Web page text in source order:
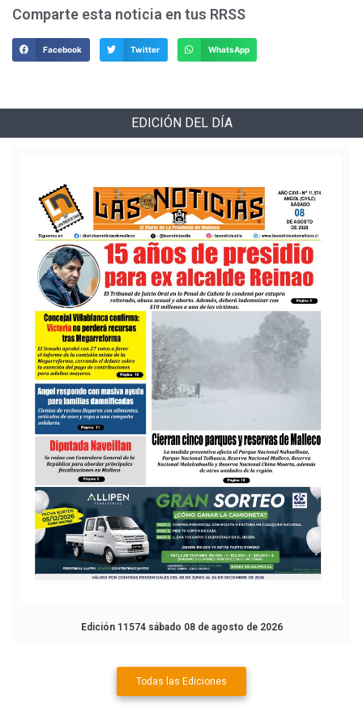
Comparte esta noticia en tus RRSS
Facebook Twitter WhatsApp
EDICIÓN DEL DÍA
Edición 11574 sábado 08 de agosto de 2026
Todas las Ediciones